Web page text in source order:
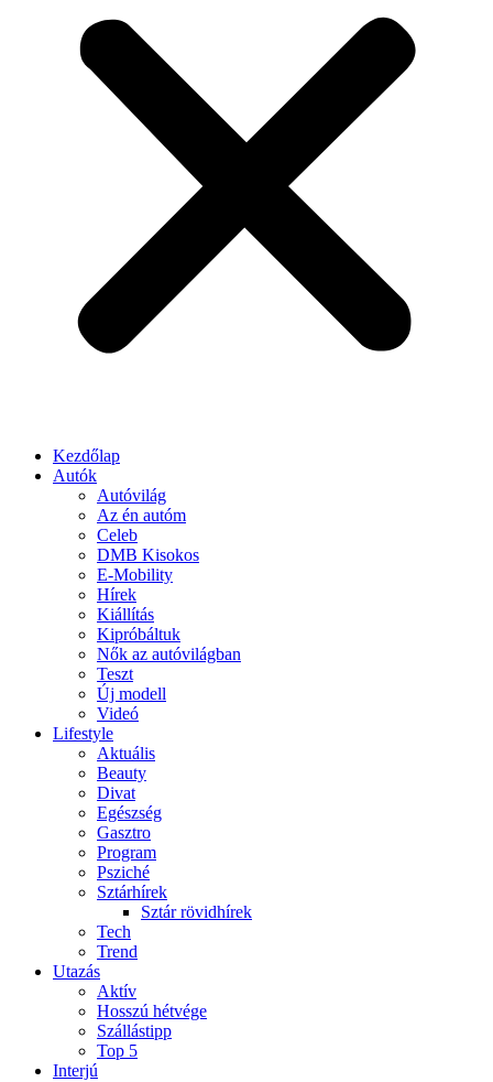
Kezdőlap
Autók
Autóvilág
Az én autóm
Celeb
DMB Kisokos
E-Mobility
Hírek
Kiállítás
Kipróbáltuk
Nők az autóvilágban
Teszt
Új modell
Videó
Lifestyle
Aktuális
Beauty
Divat
Egészség
Gasztro
Program
Psziché
Sztárhírek
Sztár rövidhírek
Tech
Trend
Utazás
Aktív
Hosszú hétvége
Szállástipp
Top 5
Interjú